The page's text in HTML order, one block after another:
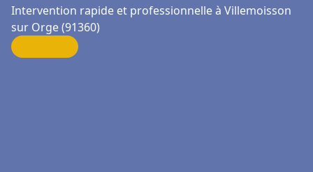
Intervention rapide et professionnelle à Villemoisson
sur Orge (91360)